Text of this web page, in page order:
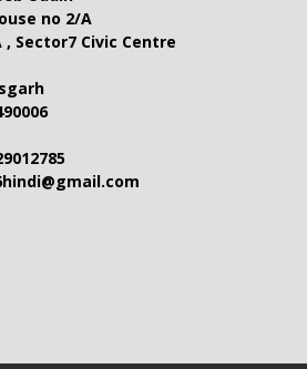
no 2/A
Sector7 Civic Centre